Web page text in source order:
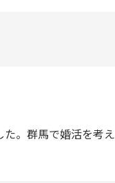
。群馬で婚活を考え